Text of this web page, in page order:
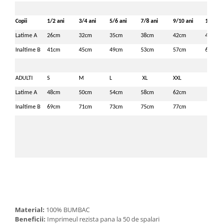
Copii 1/2 ani 3/4 ani 5/6 ani 7/8 ani 9/10 ani 11/12
Latime A 26cm 32cm 35cm 38cm 42cm 46cm
Inaltime B 41cm 45cm 49cm 53cm 57cm 61cm
ADULTI S M L XL XXL
Latime A 48cm 50cm 54cm 58cm 62cm
Inaltime B 69cm 71cm 73cm 75cm 77cm
Material: 100% BUMBAC
Beneficii: Imprimeul rezista pana la 50 de spalari